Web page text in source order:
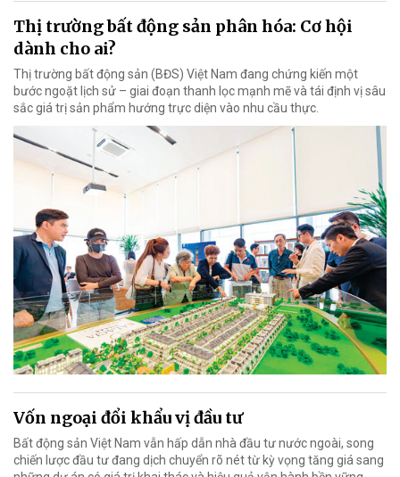
Thị trường bất động sản phân hóa: Cơ hội
dành cho ai?
Thị trường bất động sản (BĐS) Việt Nam đang chứng kiến một
bước ngoặt lịch sử – giai đoạn thanh lọc mạnh mẽ và tái định vị sâu
sắc giá trị sản phẩm hướng trực diện vào nhu cầu thực.
Vốn ngoại đổi khẩu vị đầu tư
Bất động sản Việt Nam vẫn hấp dẫn nhà đầu tư nước ngoài, song
chiến lược đầu tư đang dịch chuyển rõ nét từ kỳ vọng tăng giá sang